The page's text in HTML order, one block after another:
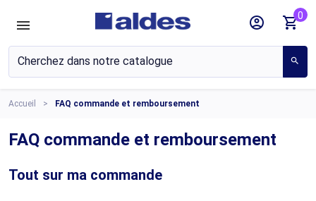
search
account_circle shopping_cart0
Accueil FAQ commande et remboursement
FAQ commande et remboursement
Tout sur ma commande